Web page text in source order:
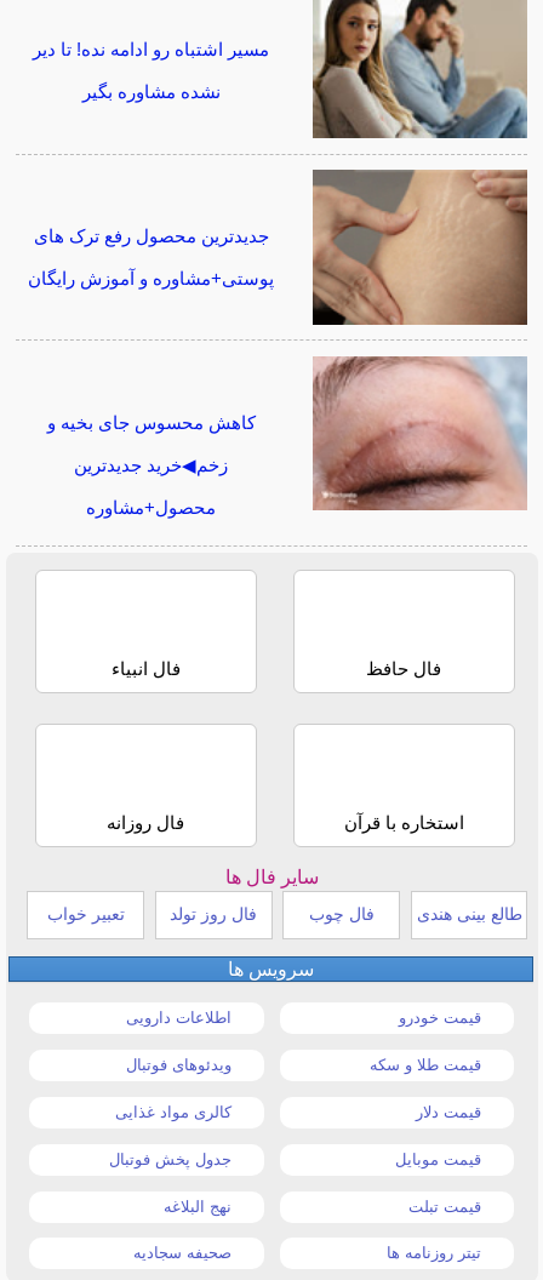
مسیر اشتباه رو ادامه نده! تا دیر
نشده مشاوره بگیر
جدیدترین محصول رفع ترک های
پوستی+مشاوره و آموزش رایگان
کاهش محسوس جای بخیه و
زخم◀خرید جدیدترین
محصول+مشاوره
فال حافظ فال انبیاء
استخاره با قرآن فال روزانه
سایر فال ها
طالع بینی هندی فال چوب فال روز تولد تعبیر خواب
سرویس ها
قیمت خودرو اطلاعات دارویی
قیمت طلا و سکه ویدئوهای فوتبال
قیمت دلار کالری مواد غذایی
قیمت موبایل جدول پخش فوتبال
قیمت تبلت نهج البلاغه
تیتر روزنامه ها صحیفه سجادیه